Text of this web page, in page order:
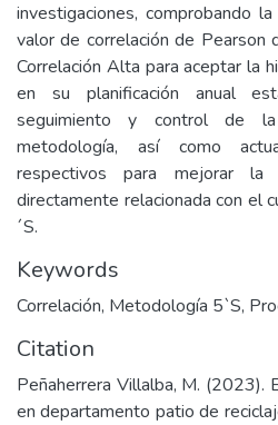
investigaciones, comprobando
valor de correlación de Pearson
Correlación Alta para aceptar la
en su planificación anual
seguimiento y control de
metodología, así como
respectivos para mejorar la
directamente relacionada con el
´S.
Keywords
Correlación, Metodología 5`S,
Citation
Peñaherrera Villalba, M. (2023).
en departamento patio de